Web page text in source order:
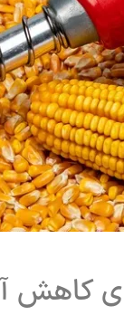
کاهش